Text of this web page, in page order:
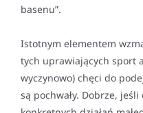
basenu”.
Istotnym elementem
tych uprawiających sport
wyczynowo) chęci do
są pochwały. Dobrze,